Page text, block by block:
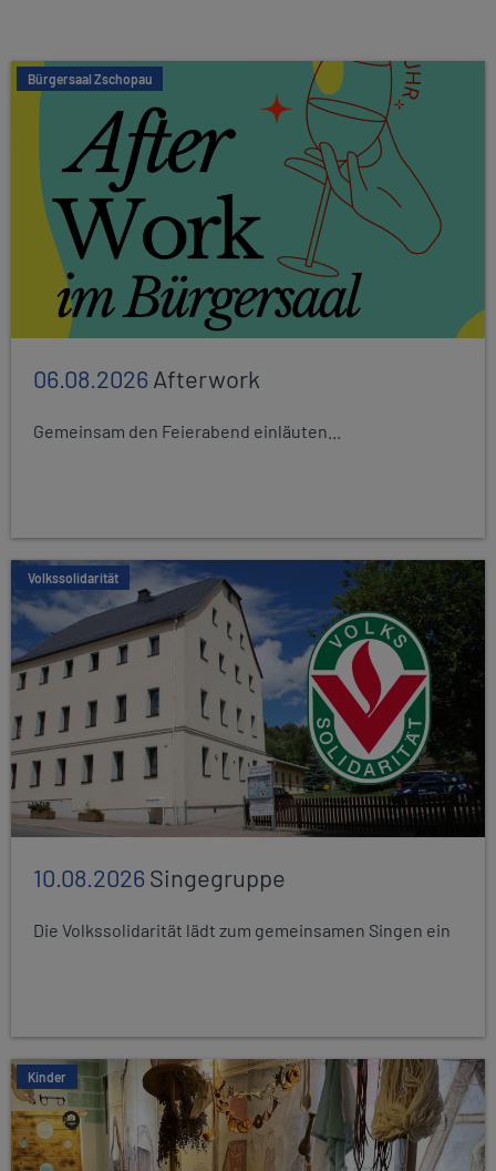
Bürgersaal Zschopau
06.08.2026Afterwork
Gemeinsam den Feierabend einläuten...
Volkssolidarität
10.08.2026Singegruppe
Die Volkssolidarität lädt zum gemeinsamen Singen ein
Kinder